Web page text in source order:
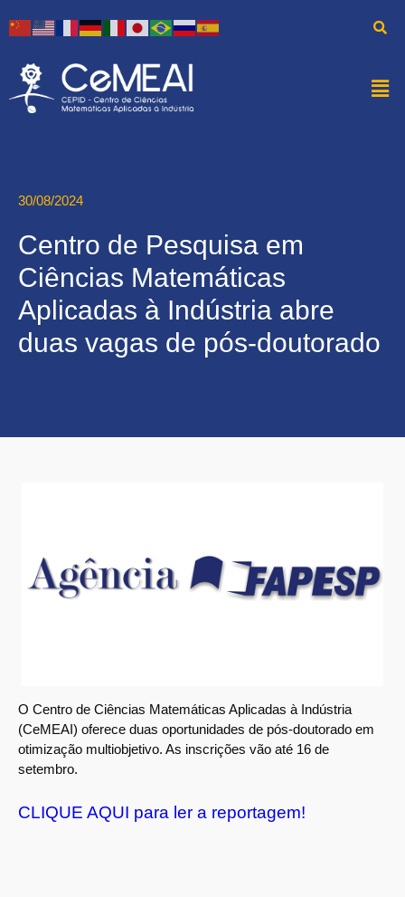
30/08/2024
Centro de Pesquisa em
Ciências Matemáticas
Aplicadas à Indústria abre
duas vagas de pós-doutorado
O Centro de Ciências Matemáticas Aplicadas à Indústria
(CeMEAI) oferece duas oportunidades de pós-doutorado em
otimização multiobjetivo. As inscrições vão até 16 de
setembro.
CLIQUE AQUI para ler a reportagem!